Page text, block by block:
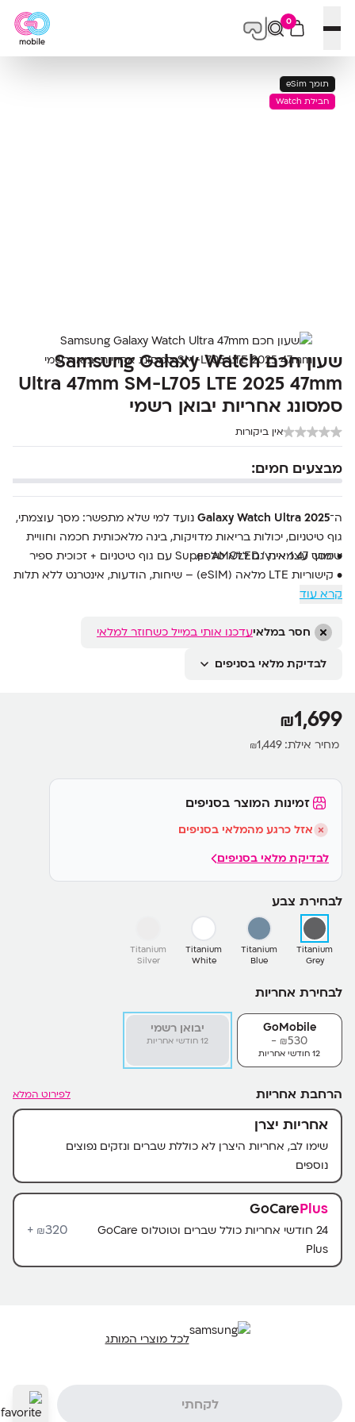
פתח תפריט
0
תומך eSim
חבילת Watch
שעון חכם Samsung Galaxy Watch
Ultra 47mm SM-L705 LTE 2025 47mm
סמסונג אחריות יבואן רשמי
אין ביקורות
מבצעים חמים:
ה־Galaxy Watch Ultra 2025 נועד למי שלא מתפשר: מסך עוצמתי,
גוף טיטניום, יכולות בריאות מדויקות, בינה מלאכותית חכמה וחוויית
שימוש עצמאית גם ללא טלפון.
• מסך 1.47 אינץ' Super AMOLED עם גוף טיטניום + זכוכית ספיר
• קישוריות LTE מלאה (eSIM) – שיחות, הודעות, אינטרנט ללא תלות
בטלפון
64GB
Charging
Gemini מבית Google
קרא עוד
חסר במלאיעדכנו אותי במייל כשחוזר למלאי
לבדיקת מלאי בסניפים
₪1,699
מחיר אילת: ₪1,449
זמינות המוצר בסניפים
אזל כרגע מהמלאי בסניפים
לבדיקת מלאי בסניפים
לבחירת צבע
Titanium
Grey
Titanium
Blue
Titanium
White
Titanium
Silver
לבחירת אחריות
GoMobile
₪530-
12 חודשי אחריות
יבואן רשמי
12 חודשי אחריות
הרחבת אחריות לפירוט המלא
אחריות יצרן
שימו לב, אחריות היצרן לא כוללת שברים ונזקים נפוצים
נוספים
GoCarePlus
24 חודשי אחריות כולל שברים וטוטלוס GoCare
Plus
₪320+
לכל מוצרי המותג
לקחתי